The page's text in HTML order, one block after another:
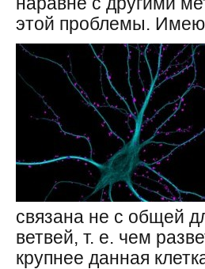
этой проблемы.
связана не с общей
ветвей, т. е. чем
крупнее данная